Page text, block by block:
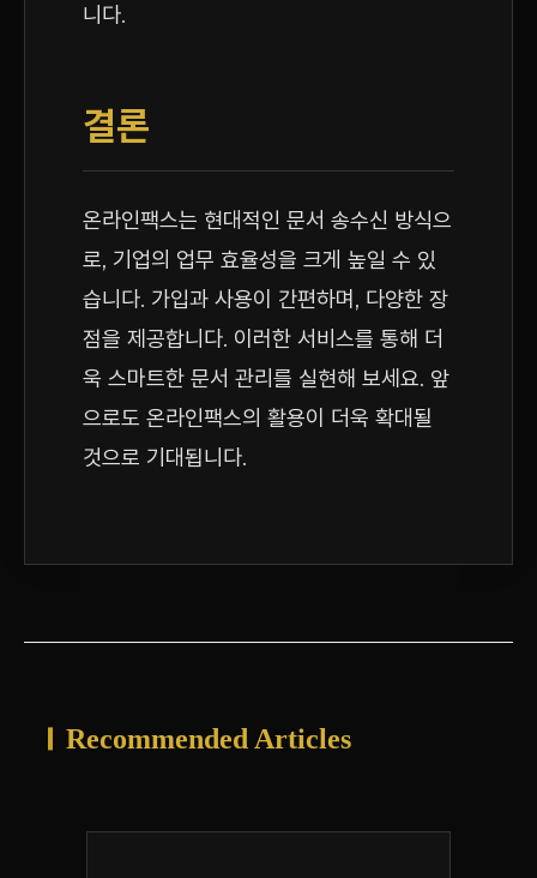
니다.
결론
온라인팩스는 현대적인 문서 송수신 방식으
로, 기업의 업무 효율성을 크게 높일 수 있
습니다. 가입과 사용이 간편하며, 다양한 장
점을 제공합니다. 이러한 서비스를 통해 더
욱 스마트한 문서 관리를 실현해 보세요. 앞
으로도 온라인팩스의 활용이 더욱 확대될
것으로 기대됩니다.
Recommended Articles